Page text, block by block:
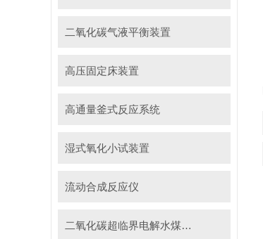
二氧化碳气液平衡装置
高压固定床装置
高通量釜式反应系统
湿式氧化小试装置
流动合成反应仪
二氧化碳超临界电解水煤浆制甲烷装置